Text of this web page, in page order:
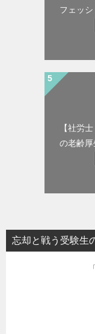
フェッシ
【社労
の老齢厚
忘却と戦う受験生